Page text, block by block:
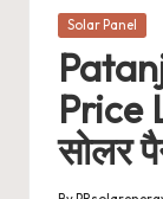
Posted
Solar Panel
Price
सोलर